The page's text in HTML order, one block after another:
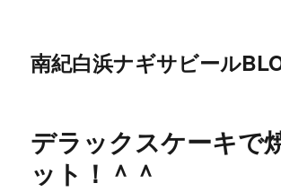
南紀白浜ナギサビール
デラックスケーキで
ット！＾＾